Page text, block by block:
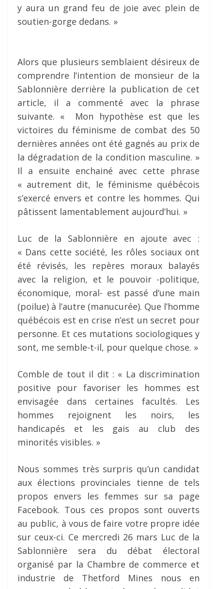
y aura un grand feu de joie avec plein de
soutien-gorge dedans. »
Alors que plusieurs semblaient désireux de
comprendre l’intention de monsieur de la
Sablonnière derrière la publication de cet
article, il a commenté avec la phrase
suivante. « Mon hypothèse est que les
victoires du féminisme de combat des 50
dernières années ont été gagnés au prix de
la dégradation de la condition masculine. »
Il a ensuite enchainé avec cette phrase
« autrement dit, le féminisme québécois
s’exercé envers et contre les hommes. Qui
pâtissent lamentablement aujourd’hui. »
Luc de la Sablonnière en ajoute avec :
« Dans cette société, les rôles sociaux ont
été révisés, les repères moraux balayés
avec la religion, et le pouvoir -politique,
économique, moral- est passé d’une main
(poilue) à l’autre (manucurée). Que l’homme
québécois est en crise n’est un secret pour
personne. Et ces mutations sociologiques y
sont, me semble-t-il, pour quelque chose. »
Comble de tout il dit : « La discrimination
positive pour favoriser les hommes est
envisagée dans certaines facultés. Les
hommes rejoignent les noirs, les
handicapés et les gais au club des
minorités visibles. »
Nous sommes très surpris qu’un candidat
aux élections provinciales tienne de tels
propos envers les femmes sur sa page
Facebook. Tous ces propos sont ouverts
au public, à vous de faire votre propre idée
sur ceux-ci. Ce mercredi 26 mars Luc de la
Sablonnière sera du débat électoral
organisé par la Chambre de commerce et
industrie de Thetford Mines nous en